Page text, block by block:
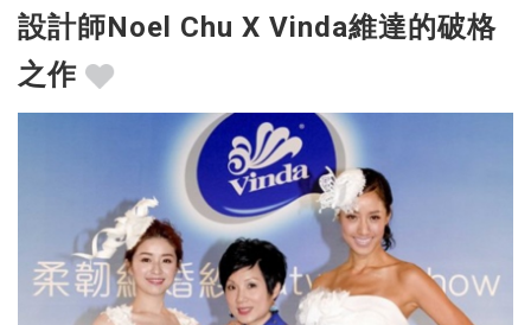
設計師Noel Chu X Vinda維達的破格
之作